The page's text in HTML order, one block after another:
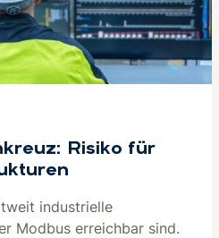
Risiko für
industrielle
Modbus erreichbar sind.